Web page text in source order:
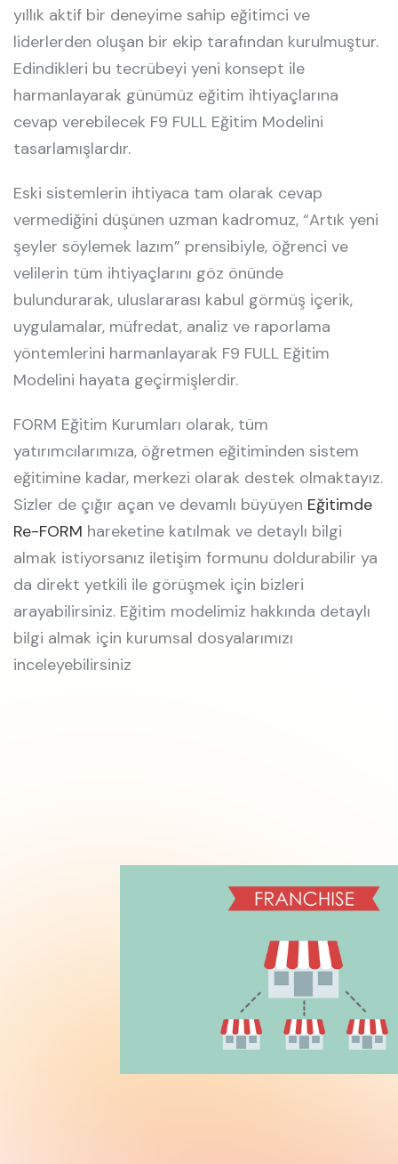
yıllık aktif bir deneyime sahip eğitimci ve
liderlerden oluşan bir ekip tarafından kurulmuştur.
Edindikleri bu tecrübeyi yeni konsept ile
harmanlayarak günümüz eğitim ihtiyaçlarına
cevap verebilecek F9 FULL Eğitim Modelini
tasarlamışlardır.
Eski sistemlerin ihtiyaca tam olarak cevap
vermediğini düşünen uzman kadromuz, “Artık yeni
şeyler söylemek lazım” prensibiyle, öğrenci ve
velilerin tüm ihtiyaçlarını göz önünde
bulundurarak, uluslararası kabul görmüş içerik,
uygulamalar, müfredat, analiz ve raporlama
yöntemlerini harmanlayarak F9 FULL Eğitim
Modelini hayata geçirmişlerdir.
FORM Eğitim Kurumları olarak, tüm
yatırımcılarımıza, öğretmen eğitiminden sistem
eğitimine kadar, merkezi olarak destek olmaktayız.
Sizler de çığır açan ve devamlı büyüyen Eğitimde
Re-FORM hareketine katılmak ve detaylı bilgi
almak istiyorsanız iletişim formunu doldurabilir ya
da direkt yetkili ile görüşmek için bizleri
arayabilirsiniz. Eğitim modelimiz hakkında detaylı
bilgi almak için kurumsal dosyalarımızı
inceleyebilirsiniz